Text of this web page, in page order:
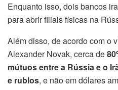
Enquanto isso, dois bancos
para abrir filiais físicas na
Além disso, de acordo com o
Alexander Novak, cerca de
mútuos entre a Rússia e o
e rublos, e não em dólares